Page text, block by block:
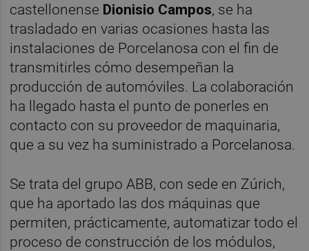
castellonense Dionisio Campos, se ha
trasladado en varias ocasiones hasta las
instalaciones de Porcelanosa con el fin de
transmitirles cómo desempeñan la
producción de automóviles. La colaboración
ha llegado hasta el punto de ponerles en
contacto con su proveedor de maquinaria,
que a su vez ha suministrado a Porcelanosa.
Se trata del grupo ABB, con sede en Zúrich,
que ha aportado las dos máquinas que
permiten, prácticamente, automatizar todo el
proceso de construcción de los módulos,